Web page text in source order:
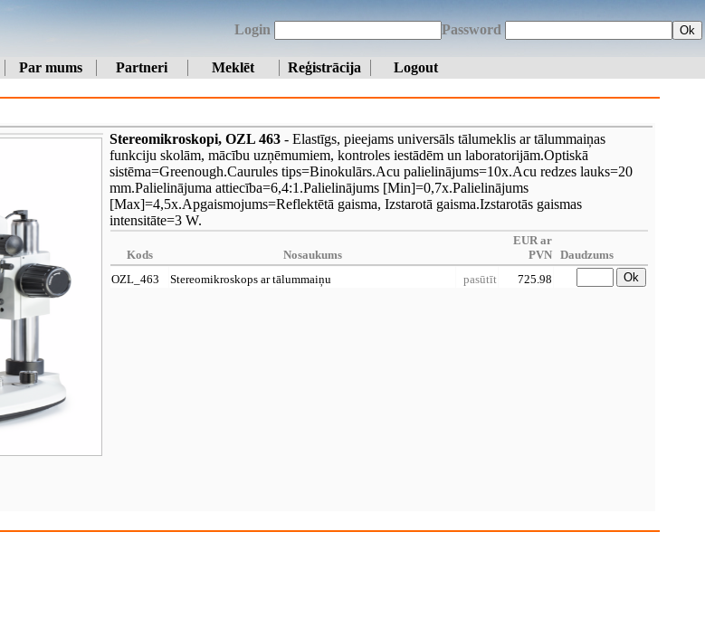
Login Password Ok
Par mums Partneri Meklēt Reģistrācija
Logout
Stereomikroskopi, OZL 463 - Elastīgs, pieejams universāls tālumeklis ar tālummaiņas
funkciju skolām, mācību uzņēmumiem, kontroles iestādēm un laboratorijām.Optiskā
sistēma=Greenough.Caurules tips=Binokulārs.Acu palielinājums=10x.Acu redzes lauks=20
mm.Palielinājuma attiecība=6,4:1.Palielinājums [Min]=0,7x.Palielinājums
[Max]=4,5x.Apgaismojums=Reflektētā gaisma, Izstarotā gaisma.Izstarotās gaismas
intensitāte=3 W.
Kods Nosaukums
EUR ar
PVN Daudzums
OZL_463
Stereomikroskops ar tālummaiņu pasūtīt 725.98 Ok